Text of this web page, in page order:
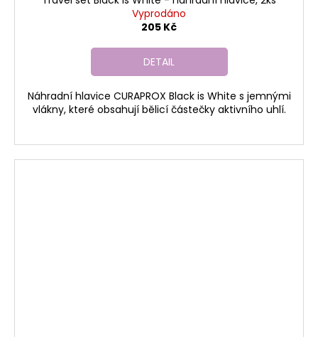
Vyprodáno
205 Kč
DETAIL
Náhradní hlavice CURAPROX Black is White s jemnými
vlákny, které obsahují bělicí částečky aktivního uhlí.